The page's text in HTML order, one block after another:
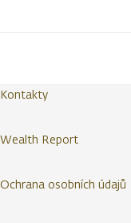
Kontakty
Wealth Report
Ochrana osobních údajů